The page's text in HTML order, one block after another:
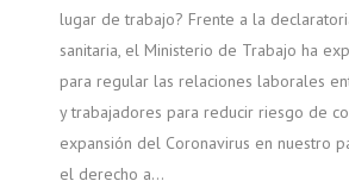
lugar de trabajo? Frente a la
sanitaria, el Ministerio de Trabajo ha
para regular las relaciones laborales
y trabajadores para reducir riesgo de
expansión del Coronavirus en nuestro
el derecho a…